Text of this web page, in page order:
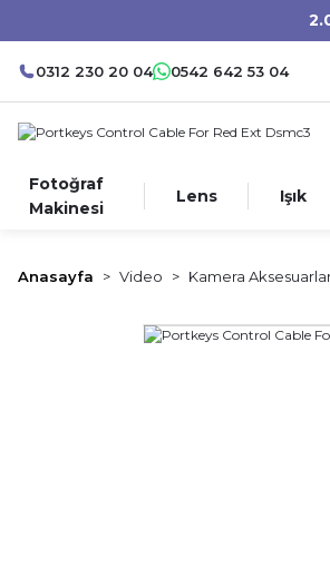
0312 230 20 04 0542 642 53 04
Fotoğraf
Makinesi
Lens Işık
Anasayfa Video Kamera